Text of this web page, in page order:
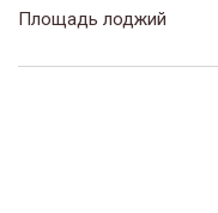
Площадь лоджий